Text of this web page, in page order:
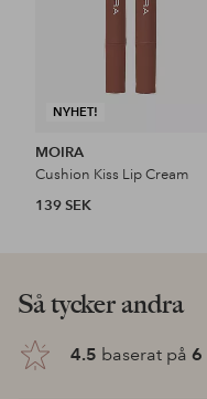
NYHET!
MOIRA
Cushion Kiss Lip Cream
139 SEK
Så tycker andra
4.5 baserat på 6